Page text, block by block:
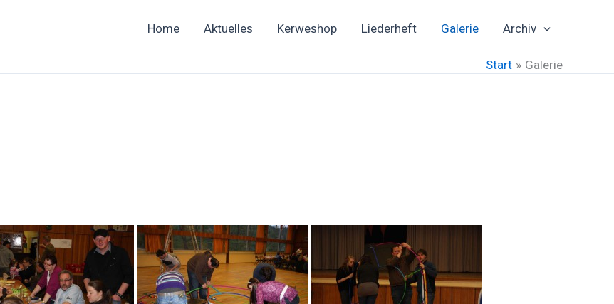
Home Aktuelles Kerweshop Liederheft Galerie Archiv
Start Galerie